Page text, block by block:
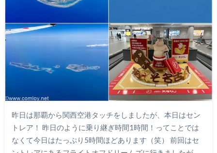
昨日は那覇から関西空港タッチをしましたが、本日はセン
トレア！ 昨日のように乗り継ぎ時間1時間！ってことでは
なくて今日はたっぷり5時間ほどあります（笑） 前回はセ